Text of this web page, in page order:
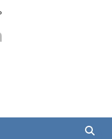
война
в Новороссии, ДНР,